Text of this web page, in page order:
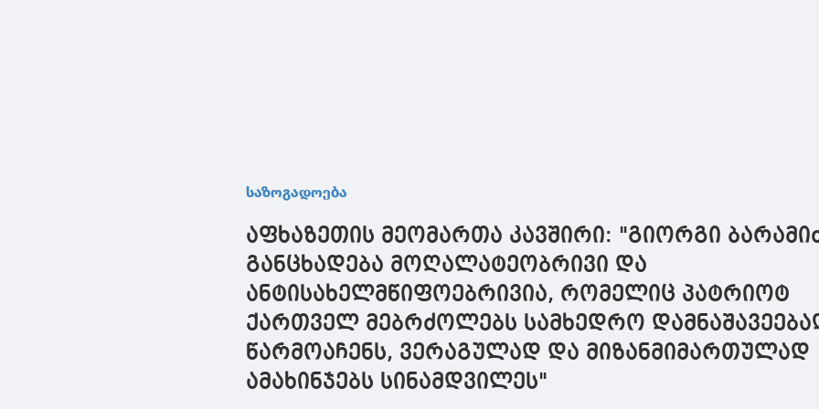
საზოგადოება
აფხაზეთის მეომართა კავშირი: "გიორგი
განცხადება მოღალატეობრივი და
ანტისახელმწიფოებრივია, რომელიც პატრიოტ
ქართველ მებრძოლებს სამხედრო
წარმოაჩენს, ვერაგულად და მიზანმიმართულად
ამახინჯებს სინამდვილეს"